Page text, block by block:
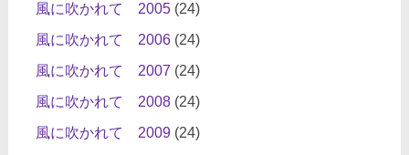
風に吹かれて 2005(24)
風に吹かれて 2006(24)
風に吹かれて 2007 (24)
風に吹かれて 2008(24)
風に吹かれて 2009(24)